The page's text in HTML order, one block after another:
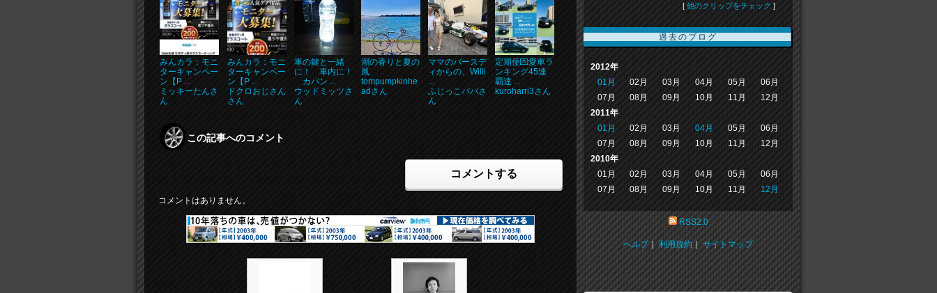
みんカラ：モニ
ターキャンペー
ン【P ...
ミッキーたんさ
ん
みんカラ：モニ
ターキャンペー
ン【P ...
ドクロおじさん
さん
車の鍵と一緒
に！ 車内に！
カバン ...
ウッドミッツさ
ん
潮の香りと夏の
風
tompumpkinhe
adさん
ママのバースデ
ィからの、Willi
ふじっこパパさ
ん
定期便💌愛車ラ
ンキング45連
覇達 ...
kuroharri3さん
この記事へのコメント
コメントする
コメントはありません。
[ 他のクリップをチェック ]
過去のブログ
2012年
01月
02月 03月 04月 05月
06月
07月
08月 09月 10月 11月
12月
2011年
01月
02月 03月 04月 05月
06月
07月
08月 09月 10月 11月
12月
2010年
01月
02月 03月 04月 05月
06月
07月
08月 09月 10月 11月 12月
RSS2.0
ヘルプ｜利用規約｜サイトマップ